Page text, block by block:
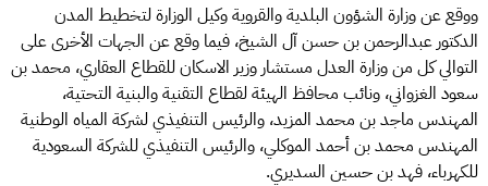
ووقع عن وزارة الشؤون البلدية والقروية وكيل الوزارة لتخطيط المدن
الدكتور عبدالرحمن بن حسن آل الشيخ، فيما وقع عن الجهات الأخرى على
التوالي كل من وزارة العدل مستشار وزير الاسكان للقطاع العقاري، محمد بن
سعود الغزواني، ونائب محافظ الهيئة لقطاع التقنية والبنية التحتية،
المهندس ماجد بن محمد المزيد، والرئيس التنفيذي لشركة المياه الوطنية
المهندس محمد بن أحمد الموكلي، والرئيس التنفيذي للشركة السعودية
للكهرباء، فهد بن حسين السديري.